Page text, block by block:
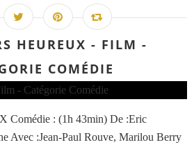
HEUREUX - FILM -
COMÉDIE
Comédie : (1h 43min) De :Eric
Avec :Jean-Paul Rouve, Marilou Berry